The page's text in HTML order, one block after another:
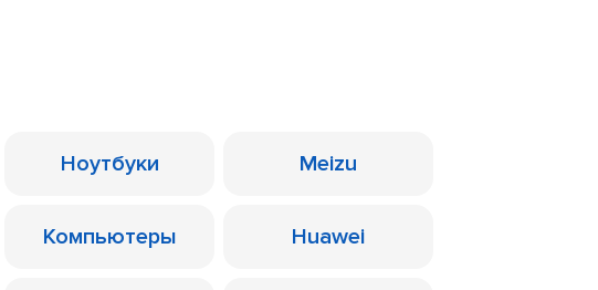
Ноутбуки Meizu
Компьютеры Huawei